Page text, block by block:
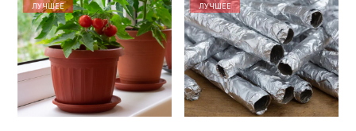
ЛУЧШЕЕ ЛУЧШЕЕ